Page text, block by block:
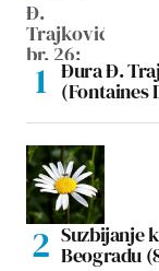
Đura Đ.
(Fontaines
Suzbijanje
Beogradu